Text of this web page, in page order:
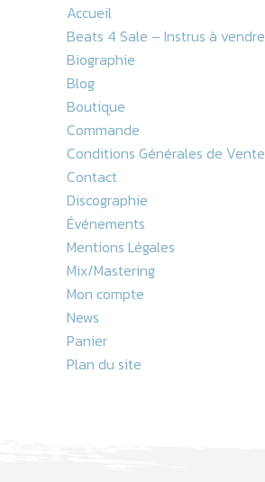
Accueil
Beats 4 Sale – Instrus à vendre
Biographie
Blog
Boutique
Commande
Conditions Générales de Vente
Contact
Discographie
Événements
Mentions Légales
Mix/Mastering
Mon compte
News
Panier
Plan du site